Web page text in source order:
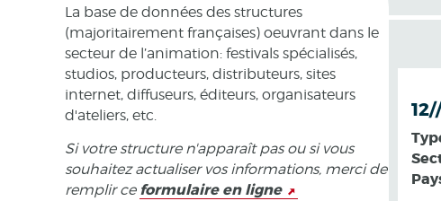
La base de données des structures
(majoritairement françaises) oeuvrant dans le
secteur de l’animation: festivals spécialisés,
studios, producteurs, distributeurs, sites
internet, diffuseurs, éditeurs, organisateurs
d'ateliers, etc.
Si votre structure n'apparaît pas ou si vous
souhaitez actualiser vos informations, merci de
remplir ce formulaire en ligne